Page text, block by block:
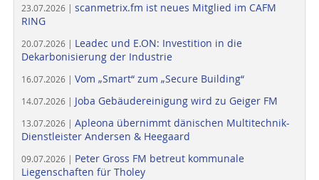
23.07.2026 | scanmetrix.fm ist neues Mitglied im CAFM
RING
20.07.2026 | Leadec und E.ON: Investition in die
Dekarbonisierung der Industrie
16.07.2026 | Vom „Smart“ zum „Secure Building“
14.07.2026 | Joba Gebäudereinigung wird zu Geiger FM
13.07.2026 | Apleona übernimmt dänischen Multitechnik-
Dienstleister Andersen & Heegaard
09.07.2026 | Peter Gross FM betreut kommunale
Liegenschaften für Tholey